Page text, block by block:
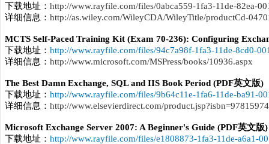
下载地址： http://www.rayfile.com/files/0abca559-1fa3-11de-82ea-
详细信息： http://as.wiley.com/WileyCDA/WileyTitle/productCd-
MCTS Self-Paced Training Kit (Exam 70-236): Configuring
下载地址： http://www.rayfile.com/files/94c7a98f-1fa3-11de-8cd0-
详细信息： http://www.microsoft.com/MSPress/books/10936.aspx
The Best Damn Exchange, SQL and IIS Book Period (PDF英文版)
下载地址： http://www.rayfile.com/files/9b64c11e-1fa6-11de-ba91-
详细信息： http://www.elsevierdirect.com/
Microsoft Exchange Server 2007: A Beginner's Guide (PDF英文版)
下载地址： http://www.rayfile.com/files/e1808873-1fa3-11de-a6a1-